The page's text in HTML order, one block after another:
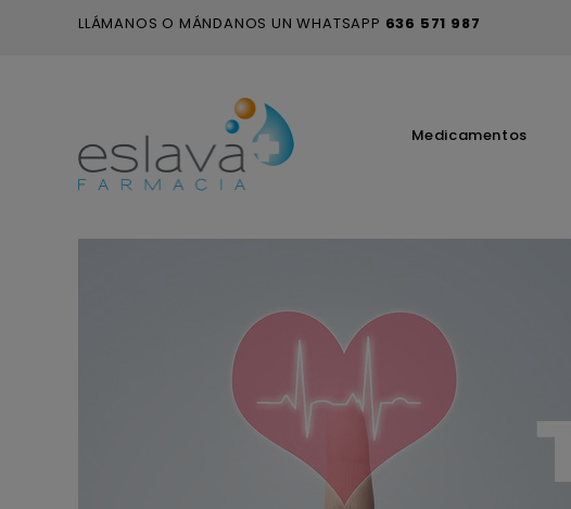
LLÁMANOS O MÁNDANOS UN WHATSAPP 636 571 987
Medicamentos